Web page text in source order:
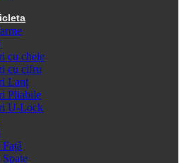
cu cheie
cu cifru
Lanț
Pliabile
U-Lock